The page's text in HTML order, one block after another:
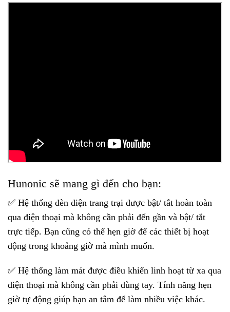
Hunonic sẽ mang gì đến cho bạn:
✅ Hệ thống đèn điện trang trại được bật/ tắt hoàn toàn
qua điện thoại mà không cần phải đến gần và bật/ tắt
trực tiếp. Bạn cũng có thể hẹn giờ để các thiết bị hoạt
động trong khoảng giờ mà mình muốn.
✅ Hệ thống làm mát được điều khiển linh hoạt từ xa qua
điện thoại mà không cần phải dùng tay. Tính năng hẹn
giờ tự động giúp bạn an tâm để làm nhiều việc khác.